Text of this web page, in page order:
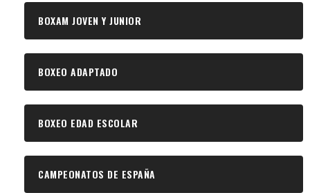
BOXAM JOVEN Y JUNIOR
BOXEO ADAPTADO
BOXEO EDAD ESCOLAR
CAMPEONATOS DE ESPAÑA